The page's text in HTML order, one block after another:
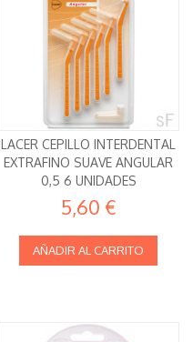
LACER CEPILLO INTERDENTAL
EXTRAFINO SUAVE ANGULAR
0,5 6 UNIDADES
5,60 €
AÑADIR AL CARRITO